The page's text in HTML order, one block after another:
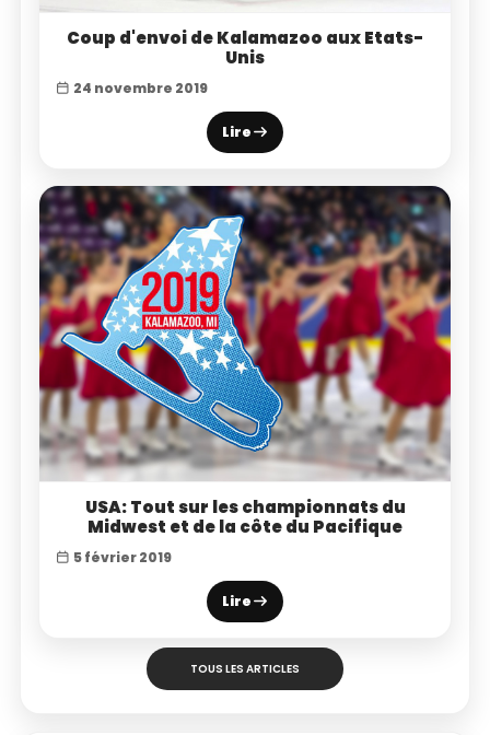
Coup d'envoi de Kalamazoo aux Etats-
Unis
24 novembre 2019
Lire
USA: Tout sur les championnats du
Midwest et de la côte du Pacifique
5 février 2019
Lire
TOUS LES ARTICLES